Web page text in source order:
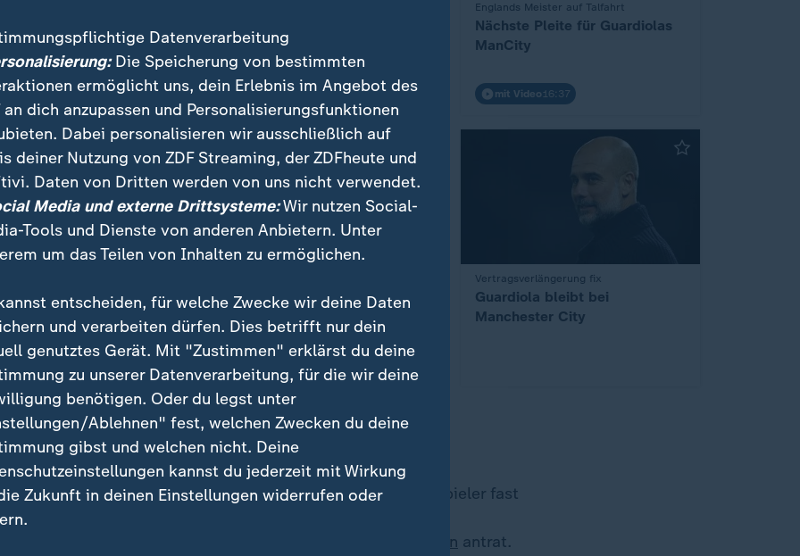
kein Sieg
mit Video16:37
Englands Meister auf Talfahrt
:
Nächste Pleite für Guardiolas
ManCity
mit Video 16:37
für Manchester City
Guardiola: "Momentan sehr
zerbrechlich"
Vertragsverlängerung fix
:
Guardiola bleibt bei
Manchester City
Sala wurde 1971 inSpaniengeboren und war als Spieler fast
den
er seine nächste Trainerstation beim
FC Bayern München antrat.
Datenverarbeitung
Die Speicherung von bestimmten
ermöglicht uns, dein Erlebnis im Angebot des
an dich anzupassen und Personalisierungsfunktionen
Dabei personalisieren wir ausschließlich auf
deiner Nutzung von ZDF Streaming, der ZDFheute und
Daten von Dritten werden von uns nicht verwendet.
Media und externe Drittsysteme:Wir nutzen Social-
Tools und Dienste von anderen Anbietern. Unter
um das Teilen von Inhalten zu ermöglichen.
entscheiden, für welche Zwecke wir deine Daten
und verarbeiten dürfen. Dies betrifft nur dein
genutztes Gerät. Mit "Zustimmen" erklärst du deine
zu unserer Datenverarbeitung, für die wir deine
benötigen. Oder du legst unter
Ablehnen" fest, welchen Zwecken du deine
gibst und welchen nicht. Deine
kannst du jederzeit mit Wirkung
Zukunft in deinen Einstellungen widerrufen oder